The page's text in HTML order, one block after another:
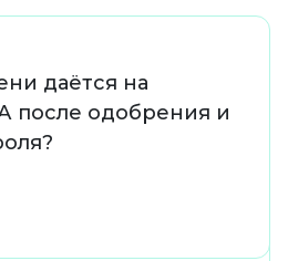
даётся на
после одобрения и